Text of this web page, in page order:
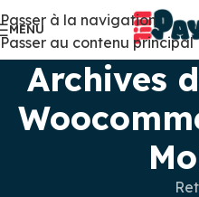
Passer à la navigation
Passer au contenu principal
MENU
Archives